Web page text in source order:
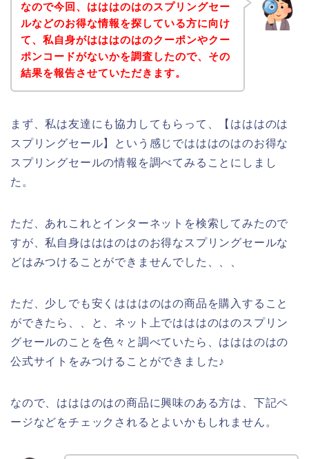
なので今回、はははのはのスプリングセー
ルなどのお得な情報を探している方に向け
て、私自身がはははのはのクーポンやクー
ポンコードがないかを調査したので、その
結果を報告させていただきます。
まず、私は友達にも協力してもらって、【はははのは
スプリングセール】という感じではははのはのお得な
スプリングセールの情報を調べてみることにしまし
た。
ただ、あれこれとインターネットを検索してみたので
すが、私自身はははのはのお得なスプリングセールな
どはみつけることができませんでした、、、
ただ、少しでも安くはははのはの商品を購入すること
ができたら、、と、ネット上ではははのはのスプリン
グセールのことを色々と調べていたら、はははのはの
公式サイトをみつけることができました♪
なので、はははのはの商品に興味のある方は、下記ペ
ージなどをチェックされるとよいかもしれません。